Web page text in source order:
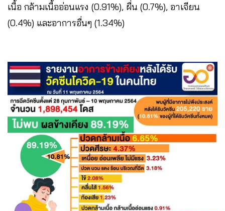
เนื้อ กล้ามเนื้ออ่อนแรง (0.91%), ผื่น (0.7%), อาเจียน
(0.4%) และอาการอื่นๆ (1.34%)